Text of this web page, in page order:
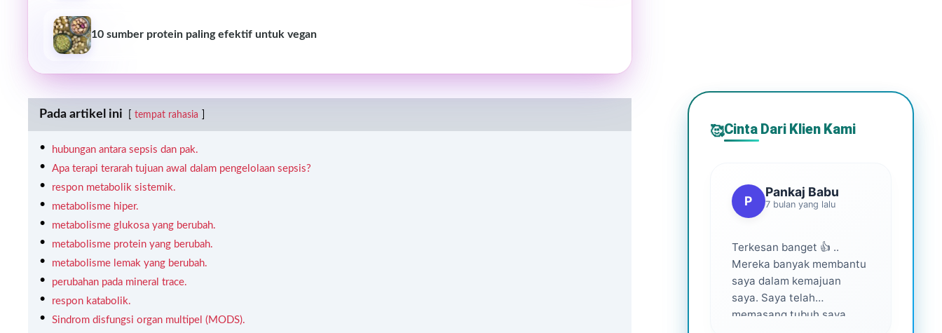
10 sumber protein paling efektif untuk vegan
Pada artikel ini tempat rahasia
hubungan antara sepsis dan pak.
Apa terapi terarah tujuan awal dalam pengelolaan sepsis?
respon metabolik sistemik.
metabolisme hiper.
metabolisme glukosa yang berubah.
metabolisme protein yang berubah.
metabolisme lemak yang berubah.
perubahan pada mineral trace.
respon katabolik.
Sindrom disfungsi organ multipel (MODS).
🥰Cinta Dari Klien Kami
P
Pankaj Babu
7 bulan yang lalu
Terkesan banget 👍 ..
Mereka banyak membantu
saya dalam kemajuan
saya. Saya telah
memasang tubuh saya